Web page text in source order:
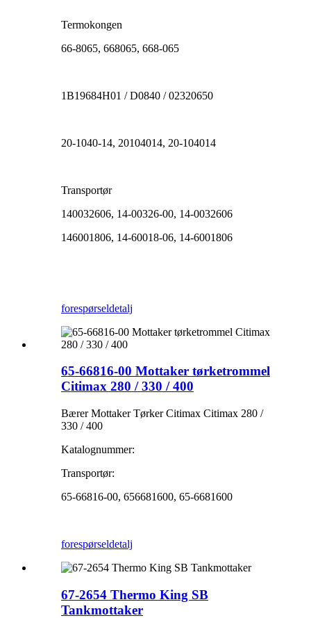
Termokongen
66-8065, 668065, 668-065
1B19684H01 / D0840 / 02320650
20-1040-14, 20104014, 20-104014
Transportør
140032606, 14-00326-00, 14-0032606
146001806, 14-60018-06, 14-6001806
forespørseldetalj
65-66816-00 Mottaker tørketrommel
Citimax 280 / 330 / 400
Bærer Mottaker Tørker Citimax Citimax 280 /
330 / 400
Katalognummer:
Transportør:
65-66816-00, 656681600, 65-6681600
forespørseldetalj
67-2654 Thermo King SB
Tankmottaker